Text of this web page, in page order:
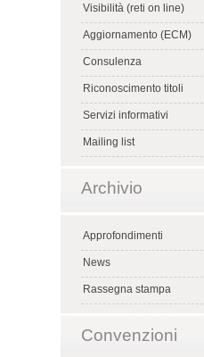
Visibilità (reti on line)
Aggiornamento (ECM)
Consulenza
Riconoscimento titoli
Servizi informativi
Mailing list
Archivio
Approfondimenti
News
Rassegna stampa
Convenzioni